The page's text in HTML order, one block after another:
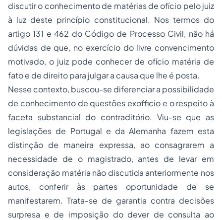
discutir o conhecimento de matérias de ofício pelo juiz
à luz deste princípio constitucional. Nos termos do
artigo 131 e 462 do Código de Processo Civil, não há
dúvidas de que, no exercício do livre convencimento
motivado, o juiz pode conhecer de ofício matéria de
fato e de direito para julgar a causa que lhe é posta.
Nesse contexto, buscou-se diferenciar a possibilidade
de conhecimento de questões exofficio e o respeito à
faceta substancial do contraditório. Viu-se que as
legislações de Portugal e da Alemanha fazem esta
distinção de maneira expressa, ao consagrarem a
necessidade de o magistrado, antes de levar em
consideração matéria não discutida anteriormente nos
autos, conferir às partes oportunidade de se
manifestarem. Trata-se de garantia contra decisões
surpresa e de imposição do dever de consulta ao